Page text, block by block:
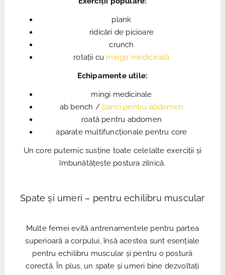
plank
ridicări de picioare
crunch
rotații cu minge medicinală
Echipamente utile:
mingi medicinale
ab bench / bănci pentru abdomen
roată pentru abdomen
aparate multifuncționale pentru core
Un core puternic susține toate celelalte exerciții și
îmbunătățește postura zilnică.
Spate și umeri – pentru echilibru muscular
Multe femei evită antrenamentele pentru partea
superioară a corpului, însă acestea sunt esențiale
pentru echilibru muscular și pentru o postură
corectă. În plus, un spate și umeri bine dezvoltați